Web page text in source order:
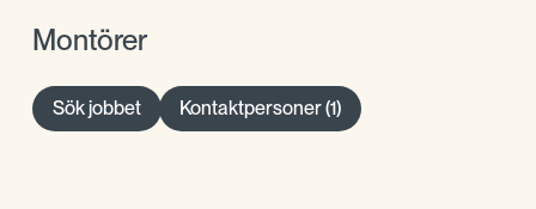
Montörer
Sök jobbet Kontaktpersoner (1)